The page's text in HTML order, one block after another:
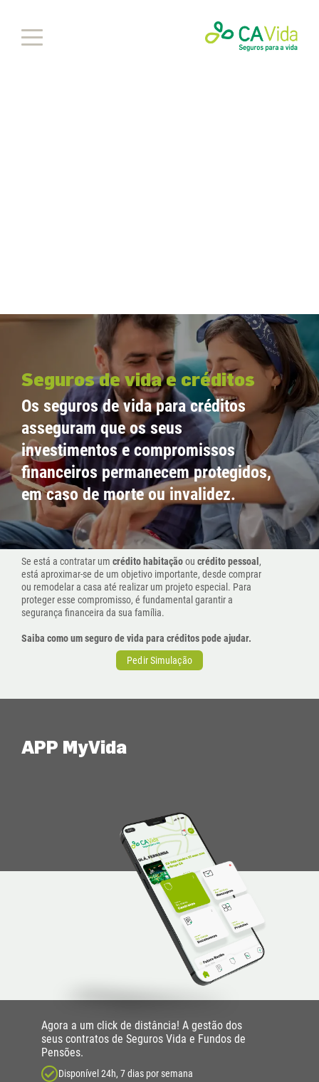
Seguros de vida e créditos
Os seguros de vida para créditos
asseguram que os seus
investimentos e compromissos
financeiros permanecem protegidos,
em caso de morte ou invalidez.
Se está a contratar um crédito habitaçãoou crédito pessoal ,
está aproximar-se de um objetivo importante, desde comprar
ou remodelar a casa até realizar um projeto especial. Para
proteger esse compromisso, é fundamental garantir a
segurança financeira da sua família.
Saiba como um seguro de vida para créditos pode ajudar.
Pedir Simulação
APP MyVida
Agora a um click de distância! A gestão dos
seus contratos de Seguros Vida e Fundos de
Pensões.
Disponível 24h, 7 dias por semana